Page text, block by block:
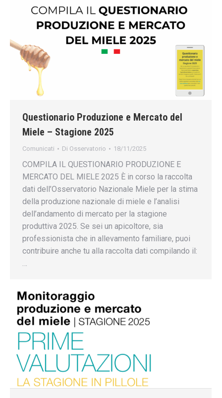
Questionario Produzione e Mercato del
Miele – Stagione 2025
Comunicati Di Osservatorio 18/11/2025
COMPILA IL QUESTIONARIO PRODUZIONE E
MERCATO DEL MIELE 2025 È in corso la raccolta
dati dell’Osservatorio Nazionale Miele per la stima
della produzione nazionale di miele e l’analisi
dell’andamento di mercato per la stagione
produttiva 2025. Se sei un apicoltore, sia
professionista che in allevamento familiare, puoi
contribuire anche tu alla raccolta dati compilando il:
…